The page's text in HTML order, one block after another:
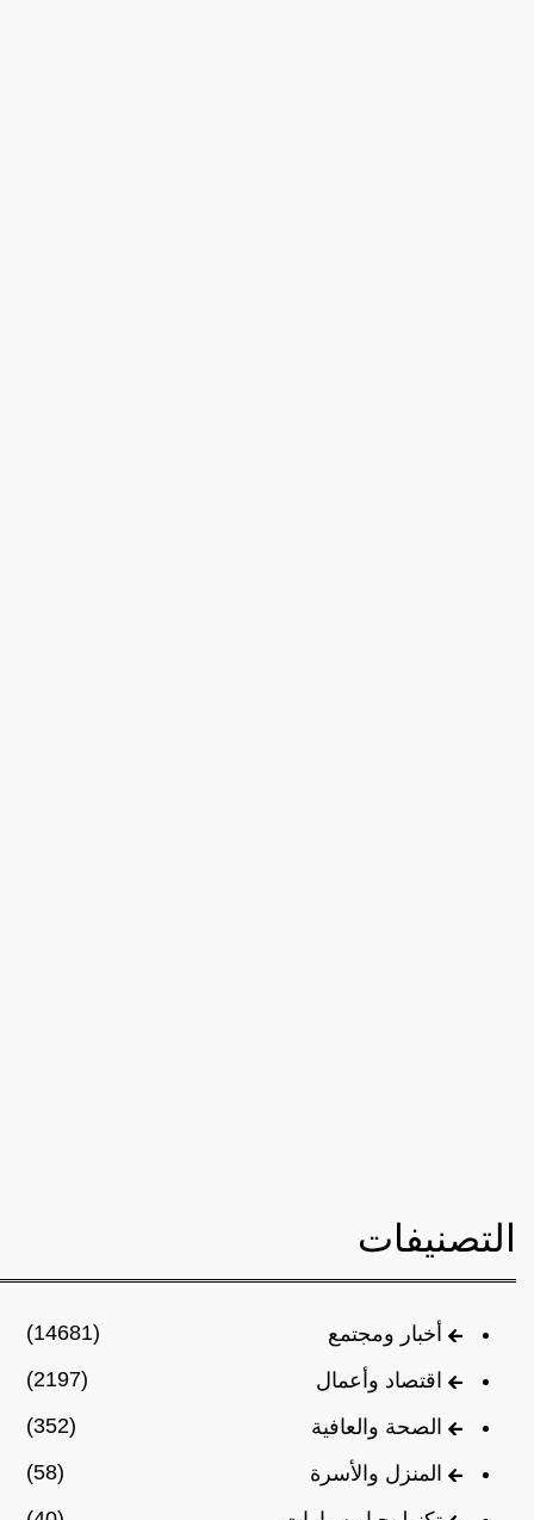
التصنيفات
أخبار ومجتمع
(14681)
اقتصاد وأعمال
(2197)
الصحة والعافية
(352)
المنزل والأسرة
(58)